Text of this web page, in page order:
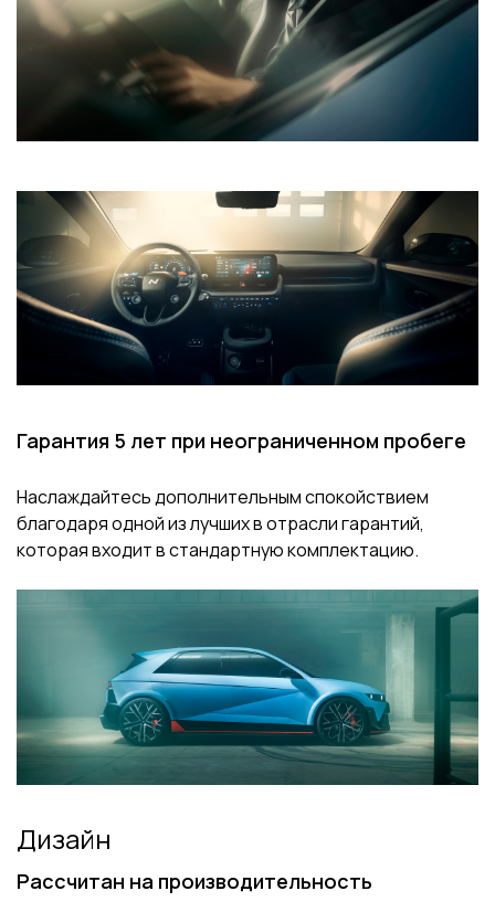
Гарантия 5 лет при неограниченном пробеге
Наслаждайтесь дополнительным спокойствием
благодаря одной из лучших в отрасли гарантий,
которая входит в стандартную комплектацию.
Дизайн
Рассчитан на производительность